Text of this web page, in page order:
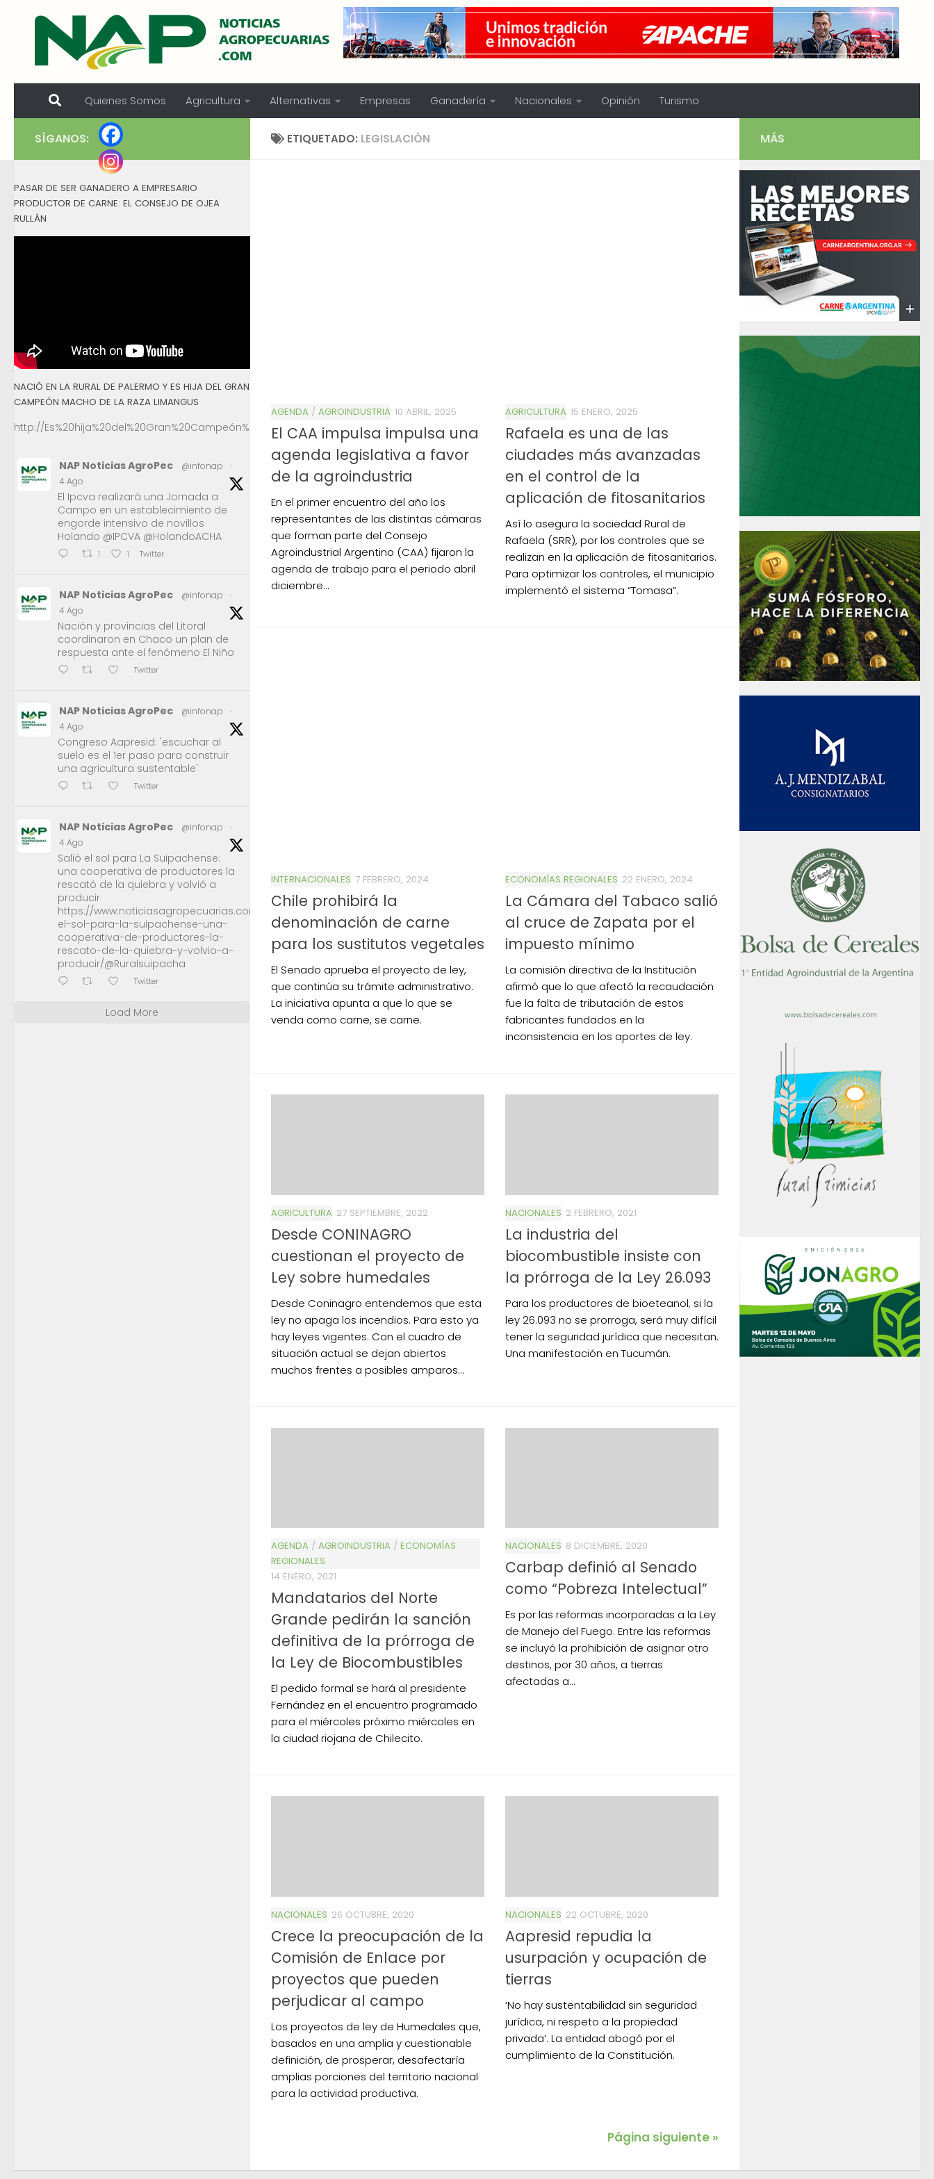
Skip to content
Quienes Somos Agricultura Alternativas Empresas Ganadería Nacionales Opinión Turismo
ETIQUETADO: LEGISLACIÓN
AGENDA / AGROINDUSTRIA 10 ABRIL, 2025
El CAA impulsa impulsa una
agenda legislativa a favor
de la agroindustria
En el primer encuentro del año los
representantes de las distintas cámaras
que forman parte del Consejo
Agroindustrial Argentino (CAA) fijaron la
agenda de trabajo para el periodo abril
diciembre...
AGRICULTURA 15 ENERO, 2025
Rafaela es una de las
ciudades más avanzadas
en el control de la
aplicación de fitosanitarios
Así lo asegura la sociedad Rural de
Rafaela (SRR), por los controles que se
realizan en la aplicación de fitosanitarios.
Para optimizar los controles, el municipio
implementó el sistema “Tomasa”.
INTERNACIONALES 7 FEBRERO, 2024
Chile prohibirá la
denominación de carne
para los sustitutos vegetales
El Senado aprueba el proyecto de ley,
que continúa su trámite administrativo.
La iniciativa apunta a que lo que se
venda como carne, se carne.
ECONOMÍAS REGIONALES 22 ENERO, 2024
La Cámara del Tabaco salió
al cruce de Zapata por el
impuesto mínimo
La comisión directiva de la Institución
afirmó que lo que afectó la recaudación
fue la falta de tributación de estos
fabricantes fundados en la
inconsistencia en los aportes de ley.
AGRICULTURA 27 SEPTIEMBRE, 2022
Desde CONINAGRO
cuestionan el proyecto de
Ley sobre humedales
Desde Coninagro entendemos que esta
ley no apaga los incendios. Para esto ya
hay leyes vigentes. Con el cuadro de
situación actual se dejan abiertos
muchos frentes a posibles amparos...
NACIONALES 2 FEBRERO, 2021
La industria del
biocombustible insiste con
la prórroga de la Ley 26.093
Para los productores de bioeteanol, si la
ley 26.093 no se prorroga, será muy difícil
tener la seguridad jurídica que necesitan.
Una manifestación en Tucumán.
AGENDA / AGROINDUSTRIA / ECONOMÍAS
REGIONALES
14 ENERO, 2021
Mandatarios del Norte
Grande pedirán la sanción
definitiva de la prórroga de
la Ley de Biocombustibles
El pedido formal se hará al presidente
Fernández en el encuentro programado
para el miércoles próximo miércoles en
la ciudad riojana de Chilecito.
NACIONALES 8 DICIEMBRE, 2020
Carbap definió al Senado
como “Pobreza Intelectual”
Es por las reformas incorporadas a la Ley
de Manejo del Fuego. Entre las reformas
se incluyó la prohibición de asignar otro
destinos, por 30 años, a tierras
afectadas a...
NACIONALES 26 OCTUBRE, 2020
Crece la preocupación de la
Comisión de Enlace por
proyectos que pueden
perjudicar al campo
Los proyectos de ley de Humedales que,
basados en una amplia y cuestionable
definición, de prosperar, desafectaría
amplias porciones del territorio nacional
para la actividad productiva.
NACIONALES 22 OCTUBRE, 2020
Aapresid repudia la
usurpación y ocupación de
tierras
‘No hay sustentabilidad sin seguridad
jurídica, ni respeto a la propiedad
privada’. La entidad abogó por el
cumplimiento de la Constitución.
Página siguiente »
SÍGANOS:
PASAR DE SER GANADERO A EMPRESARIO
PRODUCTOR DE CARNE: EL CONSEJO DE OJEA
RULLÁN
NACIÓ EN LA RURAL DE PALERMO Y ES HIJA DEL GRAN
CAMPEÓN MACHO DE LA RAZA LIMANGUS
http://Es%20hija%20del%20Gran%20Campeón%20Macho%20de%20la%20Raza%20Limangus,
NAP Noticias AgroPec @infonap
·
4 Ago
El Ipcva realizará una Jornada a
Campo en un establecimiento de
engorde intensivo de novillos
Holando @IPCVA @HolandoACHA
1 1 Twitter
NAP Noticias AgroPec @infonap
·
4 Ago
Nación y provincias del Litoral
coordinaron en Chaco un plan de
respuesta ante el fenómeno El Niño
Twitter
NAP Noticias AgroPec @infonap
·
4 Ago
Congreso Aapresid: 'escuchar al
suelo es el 1er paso para construir
una agricultura sustentable'
Twitter
NAP Noticias AgroPec @infonap
·
4 Ago
Salió el sol para La Suipachense:
una cooperativa de productores la
rescató de la quiebra y volvió a
producir
https://www.noticiasagropecuarias.com/2026/08/04/salio-
el-sol-para-la-suipachense-una-
cooperativa-de-productores-la-
rescato-de-la-quiebra-y-volvio-a-
producir/@Ruralsuipacha
Twitter
Load More
MÁS